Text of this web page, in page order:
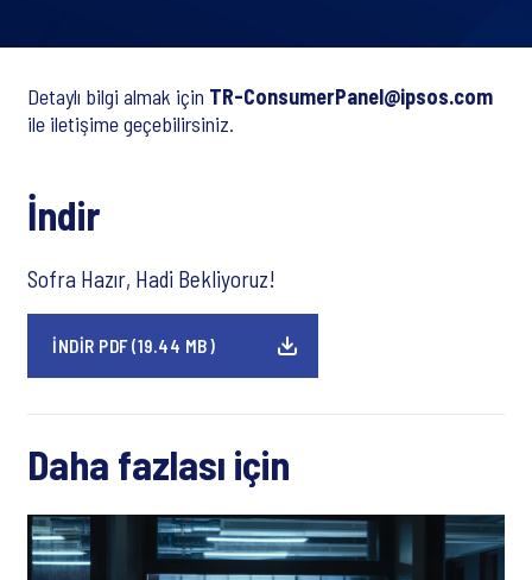
Detaylı bilgi almak için TR-ConsumerPanel@ipsos.com
ile iletişime geçebilirsiniz.
İndir
Sofra Hazır, Hadi Bekliyoruz!
İNDIR PDF (19.44 MB)
Daha fazlası için